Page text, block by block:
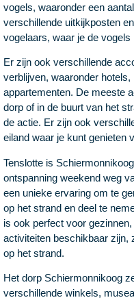
vogels, waaronder een
verschillende uitkijkposten
vogelaars, waar je de
Er zijn ook verschillende
verblijven, waaronder
appartementen. De meeste
dorp of in de buurt van het
de actie. Er zijn ook
eiland waar je kunt genieten
Tenslotte is
ontspanning weekend weg
een unieke ervaring om te
op het strand en deel te
is ook perfect voor
activiteiten beschikbaar zijn,
op het strand.
Het dorp Schiermonnikoog
verschillende winkels,